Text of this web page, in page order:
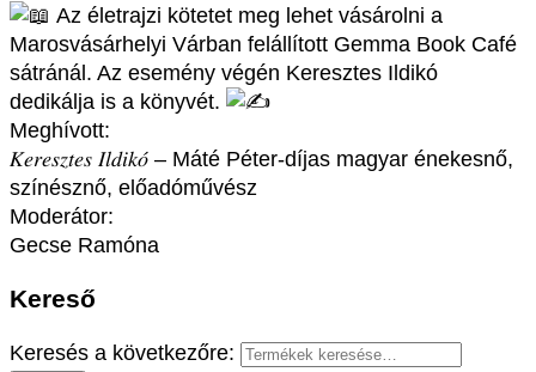
Az életrajzi kötetet meg lehet vásárolni a
Marosvásárhelyi Várban felállított Gemma Book Café
sátránál. Az esemény végén Keresztes Ildikó
dedikálja is a könyvét.
Meghívott:
𝐾𝑒𝑟𝑒𝑠𝑧𝑡𝑒𝑠 𝐼𝑙𝑑𝑖𝑘𝑜́ – Máté Péter-díjas magyar énekesnő,
színésznő, előadóművész
Moderátor:
Gecse Ramóna
Kereső
Keresés a következőre: